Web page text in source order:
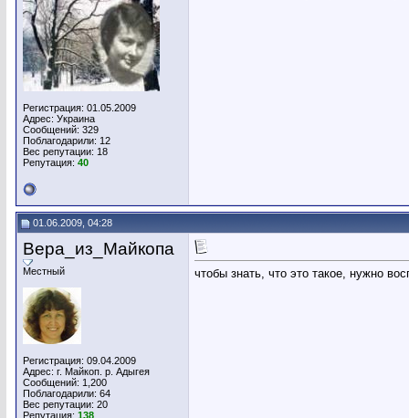
Регистрация: 01.05.2009
Адрес: Украина
Сообщений: 329
Поблагодарили: 12
Вес репутации: 18
Репутация: 40
01.06.2009, 04:28
Вера_из_Майкопа
Местный
Регистрация: 09.04.2009
Адрес: г. Майкоп. р. Адыгея
Сообщений: 1,200
Поблагодарили: 64
Вес репутации: 20
Репутация: 138
чтобы знать, что это такое, нужно